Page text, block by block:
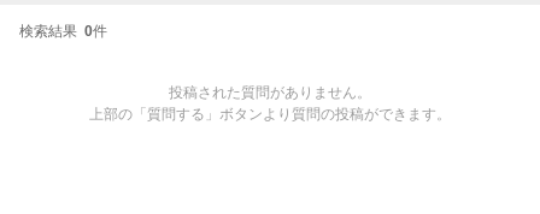
検索結果 0件
投稿された質問がありません。
上部の「質問する」ボタンより質問の投稿ができます。